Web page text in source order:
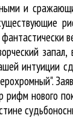
и
запал,
интуиции
нового